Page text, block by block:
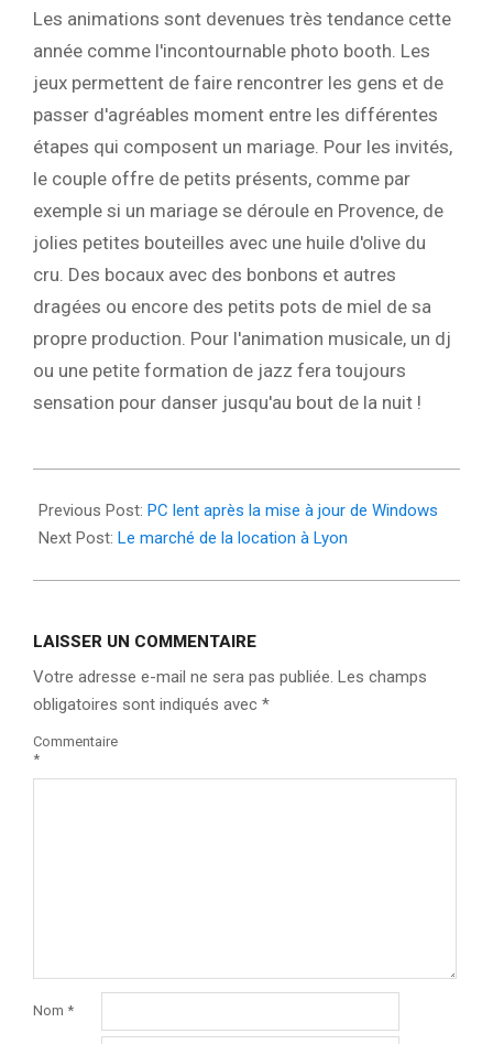
Les animations sont devenues très tendance cette
année comme l'incontournable photo booth. Les
jeux permettent de faire rencontrer les gens et de
passer d'agréables moment entre les différentes
étapes qui composent un mariage. Pour les invités,
le couple offre de petits présents, comme par
exemple si un mariage se déroule en Provence, de
jolies petites bouteilles avec une huile d'olive du
cru. Des bocaux avec des bonbons et autres
dragées ou encore des petits pots de miel de sa
propre production. Pour l'animation musicale, un dj
ou une petite formation de jazz fera toujours
sensation pour danser jusqu'au bout de la nuit !
09-
26
Previous Post: PC lent après la mise à jour de Windows
Next Post: Le marché de la location à Lyon
LAISSER UN COMMENTAIRE
Votre adresse e-mail ne sera pas publiée. Les champs
obligatoires sont indiqués avec *
Commentaire
*
Nom *